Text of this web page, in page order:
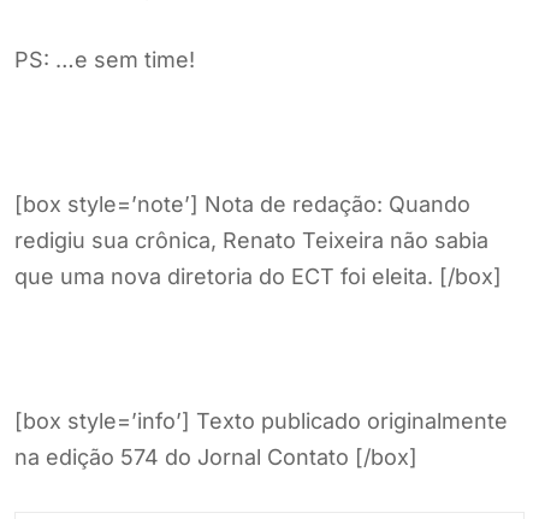
PS: …e sem time!
[box style=’note’] Nota de redação: Quando
redigiu sua crônica, Renato Teixeira não sabia
que uma nova diretoria do ECT foi eleita. [/box]
[box style=’info’] Texto publicado originalmente
na edição 574 do Jornal Contato [/box]